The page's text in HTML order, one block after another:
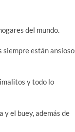
del mundo.
siempre están
y todo lo
y el buey, además de